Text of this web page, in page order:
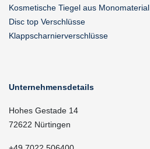
Kosmetische Tiegel aus Monomaterial
Disc top Verschlüsse
Klappscharnierverschlüsse
Unternehmensdetails
Hohes Gestade 14
72622 Nürtingen